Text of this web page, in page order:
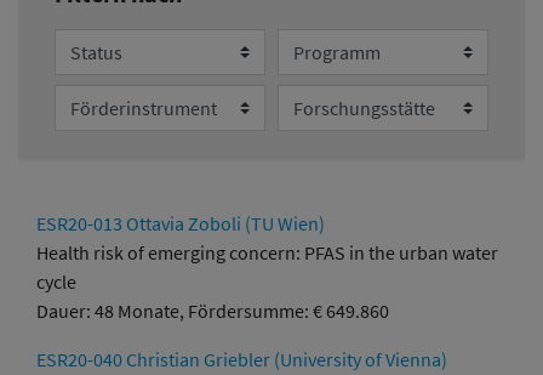
Status Programm
Förderinstrument Forschungsstätte
ESR20-013 Ottavia Zoboli (TU Wien)
Health risk of emerging concern: PFAS in the urban water
cycle
Dauer: 48 Monate, Fördersumme: € 649.860
ESR20-040 Christian Griebler (University of Vienna)